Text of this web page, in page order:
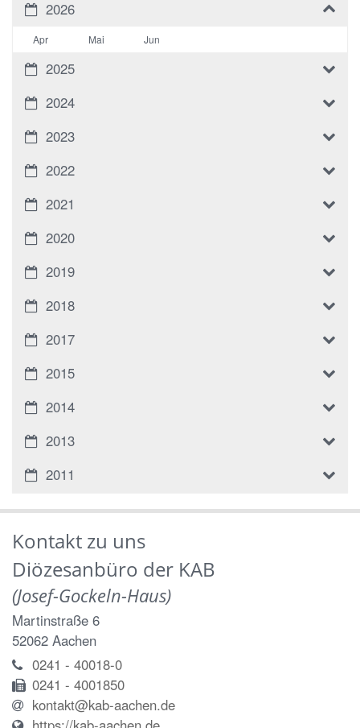
2026
Apr Mai Jun
2025
2024
2023
2022
2021
2020
2019
2018
2017
2015
2014
2013
2011
Kontakt zu uns
Diözesanbüro der KAB
(Josef-Gockeln-Haus)
Martinstraße 6
52062 Aachen
0241 - 40018-0
0241 - 4001850
kontakt@kab-aachen.de